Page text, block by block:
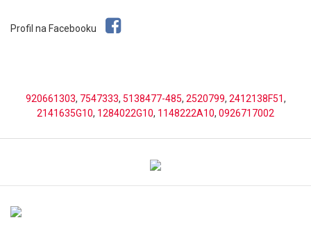
Profil na Facebooku
920661303, 7547333, 5138477-485, 2520799, 2412138F51,
2141635G10, 1284022G10, 1148222A10, 0926717002